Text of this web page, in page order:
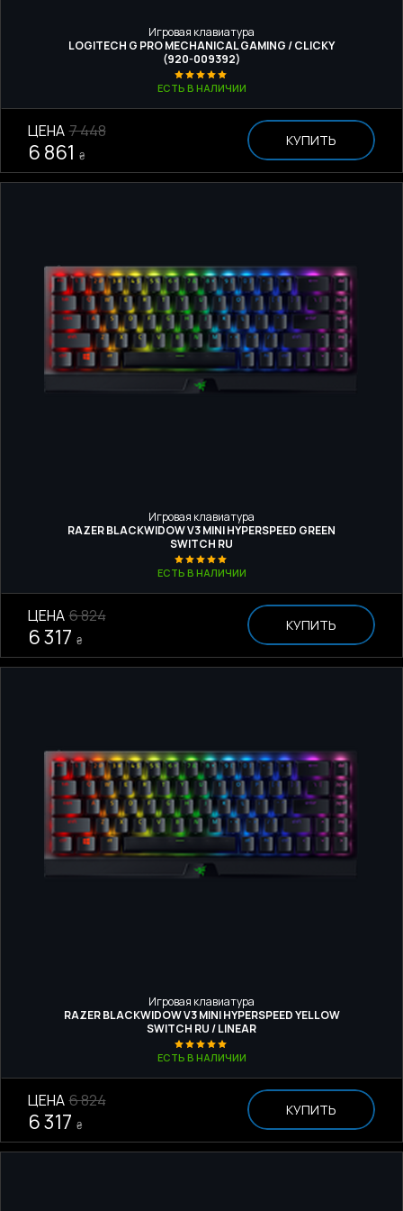
Игровая клавиатура
LOGITECH G PRO MECHANICAL GAMING / CLICKY
(920-009392)
ЕСТЬ В НАЛИЧИИ
ЦЕНА 7 448
6 861 ₴
КУПИТЬ
Игровая клавиатура
RAZER BLACKWIDOW V3 MINI HYPERSPEED GREEN
SWITCH RU
ЕСТЬ В НАЛИЧИИ
ЦЕНА 6 824
6 317 ₴
КУПИТЬ
Игровая клавиатура
RAZER BLACKWIDOW V3 MINI HYPERSPEED YELLOW
SWITCH RU / LINEAR
ЕСТЬ В НАЛИЧИИ
ЦЕНА 6 824
6 317 ₴
КУПИТЬ